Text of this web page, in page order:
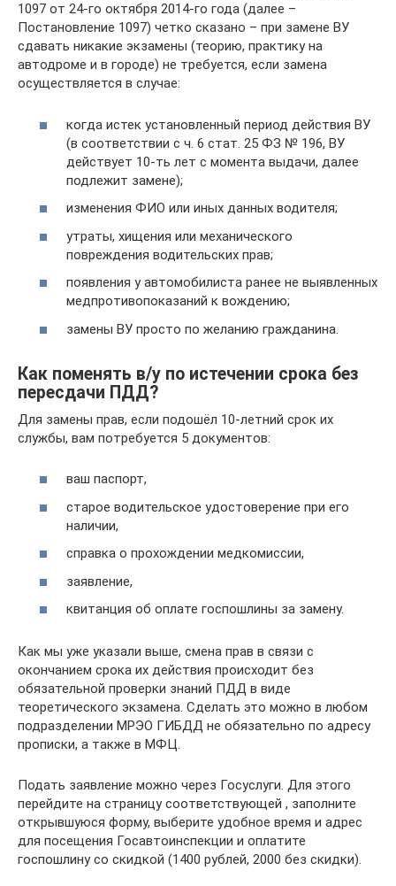
1097 от 24-го октября 2014-го года (далее –
Постановление 1097) четко сказано – при замене ВУ
сдавать никакие экзамены (теорию, практику на
автодроме и в городе) не требуется, если замена
осуществляется в случае:
когда истек установленный период действия ВУ
(в соответствии с ч. 6 стат. 25 ФЗ № 196, ВУ
действует 10-ть лет с момента выдачи, далее
подлежит замене);
изменения ФИО или иных данных водителя;
утраты, хищения или механического
повреждения водительских прав;
появления у автомобилиста ранее не выявленных
медпротивопоказаний к вождению;
замены ВУ просто по желанию гражданина.
Как поменять в/у по истечении срока без
пересдачи ПДД?
Для замены прав, если подошёл 10-летний срок их
службы, вам потребуется 5 документов:
ваш паспорт,
старое водительское удостоверение при его
наличии,
справка о прохождении медкомиссии,
заявление,
квитанция об оплате госпошлины за замену.
Как мы уже указали выше, смена прав в связи с
окончанием срока их действия происходит без
обязательной проверки знаний ПДД в виде
теоретического экзамена. Сделать это можно в любом
подразделении МРЭО ГИБДД не обязательно по адресу
прописки, а также в МФЦ.
Подать заявление можно через Госуслуги. Для этого
перейдите на страницу соответствующей , заполните
открывшуюся форму, выберите удобное время и адрес
для посещения Госавтоинспекции и оплатите
госпошлину со скидкой (1400 рублей, 2000 без скидки).